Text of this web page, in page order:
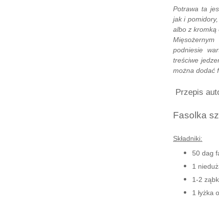
Potrawa ta
jak i
albo z kromką
podniesie
treściwe
można dodać
Przepis
Fasolka
Składniki:
50 dag
1
1-2
1 łyżka